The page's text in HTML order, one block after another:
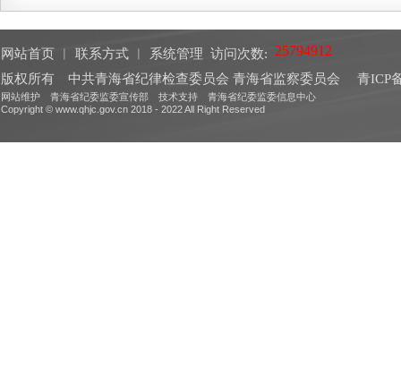
网站首页 联系方式 系统管理 访问次数:
版权所有 中共青海省纪律检查委员会 青海省监察委员会
青ICP
网站维护 青海省纪委监委宣传部 技术支持 青海省纪委监委信息中心
Copyright © www.qhjc.gov.cn 2018 - 2022 All Right Reserved